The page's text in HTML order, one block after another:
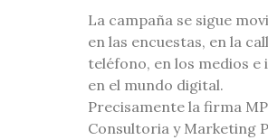
La campaña se sigue
en las encuestas, en la
teléfono, en los medios e
en el mundo digital.
Precisamente la firma
Consultoria y Marketing